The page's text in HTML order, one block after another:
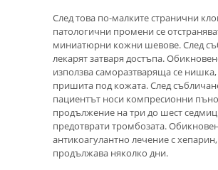
След това по-малките странични
патологични промени се
миниатюрни кожни шевове. След
лекарят затваря достъпа.
използва саморазтваряща се нишка,
пришита под кожата. След
пациентът носи компресионни
продължение на три до шест
предотврати тромбозата.
антикоагулантно лечение с
продължава няколко дни.